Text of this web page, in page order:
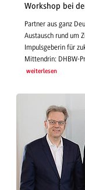
Workshop bei
Partner aus ganz
Austausch rund um
Impulsgeberin für
Mittendrin: DHBW-
weiterlesen